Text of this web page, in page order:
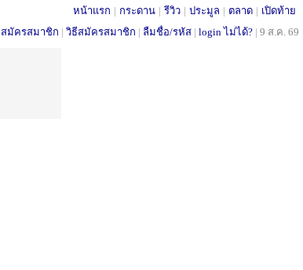
หน้าแรก | กระดาน | รีวิว | ประมูล | ตลาด | เปิดท้าย
สมัครสมาชิก | วิธีสมัครสมาชิก | ลืมชื่อ/รหัส | login ไม่ได้? | 9 ส.ค. 69